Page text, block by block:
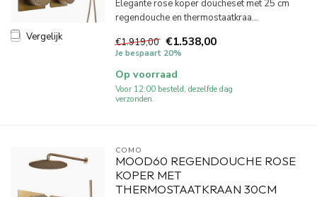
Vergelijk
Elegante rose koper doucheset met 25 cm
regendouche en thermostaatkraa...
€1.919,00 €1.538,00
Je bespaart 20%
Op voorraad
Voor 12:00 besteld, dezelfde dag
verzonden.
COMO
MOOD60 REGENDOUCHE ROSE
KOPER MET
THERMOSTAATKRAAN 30CM